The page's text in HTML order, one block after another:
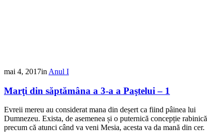
mai 4, 2017in Anul I
Marţi din săptămâna a 3-a a Paştelui – 1
Evreii mereu au considerat mana din deșert ca fiind pâinea lui
Dumnezeu. Exista, de asemenea și o puternică concepție rabinică
precum că atunci când va veni Mesia, acesta va da mană din cer.